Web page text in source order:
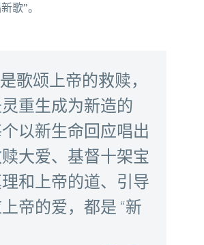
歌”。
歌颂上帝的救赎，
重生成为新造的
以新生命回应唱出
大爱、基督十架宝
和上帝的道、引导
帝的爱，都是 “新